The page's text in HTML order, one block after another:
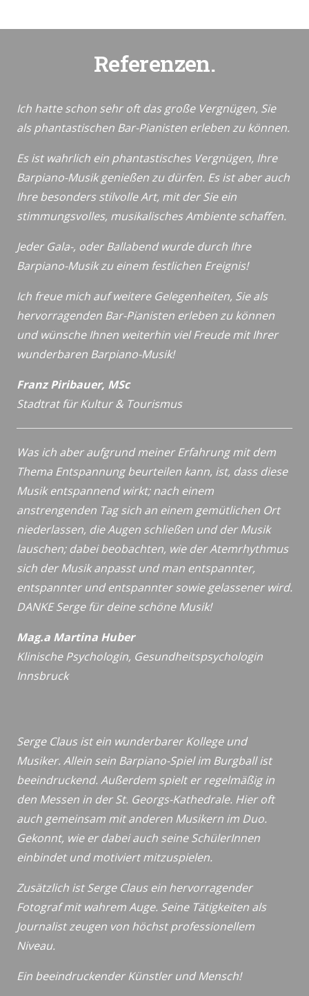
Referenzen.
Ich hatte schon sehr oft das große Vergnügen, Sie
als phantastischen Bar-Pianisten erleben zu können.
Es ist wahrlich ein phantastisches Vergnügen, Ihre
Barpiano-Musik genießen zu dürfen. Es ist aber auch
Ihre besonders stilvolle Art, mit der Sie ein
stimmungsvolles, musikalisches Ambiente schaffen.
Jeder Gala-, oder Ballabend wurde durch Ihre
Barpiano-Musik zu einem festlichen Ereignis!
Ich freue mich auf weitere Gelegenheiten, Sie als
hervorragenden Bar-Pianisten erleben zu können
und wünsche Ihnen weiterhin viel Freude mit Ihrer
wunderbaren Barpiano-Musik!
Franz Piribauer, MSc
Stadtrat für Kultur & Tourismus
Was ich aber aufgrund meiner Erfahrung mit dem
Thema Entspannung beurteilen kann, ist, dass diese
Musik entspannend wirkt; nach einem
anstrengenden Tag sich an einem gemütlichen Ort
niederlassen, die Augen schließen und der Musik
lauschen; dabei beobachten, wie der Atemrhythmus
sich der Musik anpasst und man entspannter,
entspannter und entspannter sowie gelassener wird.
DANKE Serge für deine schöne Musik!
Mag.a Martina Huber
Klinische Psychologin, Gesundheitspsychologin
Innsbruck
Serge Claus ist ein wunderbarer Kollege und
Musiker. Allein sein Barpiano-Spiel im Burgball ist
beeindruckend. Außerdem spielt er regelmäßig in
den Messen in der St. Georgs-Kathedrale. Hier oft
auch gemeinsam mit anderen Musikern im Duo.
Gekonnt, wie er dabei auch seine SchülerInnen
einbindet und motiviert mitzuspielen.
Zusätzlich ist Serge Claus ein hervorragender
Fotograf mit wahrem Auge. Seine Tätigkeiten als
Journalist zeugen von höchst professionellem
Niveau.
Ein beeindruckender Künstler und Mensch!